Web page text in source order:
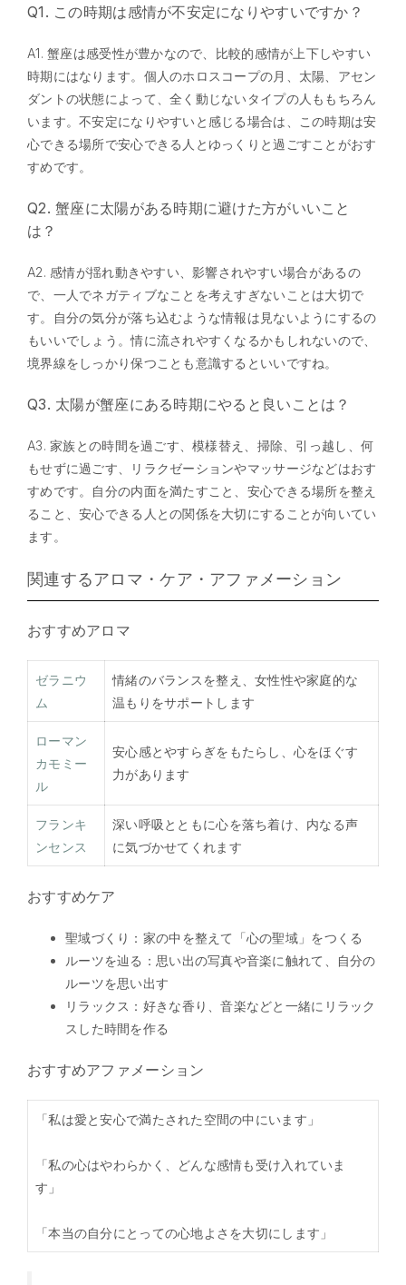
Q1. この時期は感情が不安定になりやすいですか？
A1. 蟹座は感受性が豊かなので、比較的感情が上下しやすい
時期にはなります。個人のホロスコープの月、太陽、アセン
ダントの状態によって、全く動じないタイプの人ももちろん
います。不安定になりやすいと感じる場合は、この時期は安
心できる場所で安心できる人とゆっくりと過ごすことがおす
すめです。
Q2. 蟹座に太陽がある時期に避けた方がいいこと
は？
A2. 感情が揺れ動きやすい、影響されやすい場合があるの
で、一人でネガティブなことを考えすぎないことは大切で
す。自分の気分が落ち込むような情報は見ないようにするの
もいいでしょう。情に流されやすくなるかもしれないので、
境界線をしっかり保つことも意識するといいですね。
Q3. 太陽が蟹座にある時期にやると良いことは？
A3. 家族との時間を過ごす、模様替え、掃除、引っ越し、何
もせずに過ごす、リラクゼーションやマッサージなどはおす
すめです。自分の内面を満たすこと、安心できる場所を整え
ること、安心できる人との関係を大切にすることが向いてい
ます。
関連するアロマ・ケア・アファメーション
おすすめアロマ
ゼラニウ
ム
情緒のバランスを整え、女性性や家庭的な
温もりをサポートします
ローマン
カモミー
ル
安心感とやすらぎをもたらし、心をほぐす
力があります
フランキ
ンセンス
深い呼吸とともに心を落ち着け、内なる声
に気づかせてくれます
おすすめケア
聖域づくり：家の中を整えて「心の聖域」をつくる
ルーツを辿る：思い出の写真や音楽に触れて、自分の
ルーツを思い出す
リラックス：好きな香り、音楽などと一緒にリラック
スした時間を作る
おすすめアファメーション
「私は愛と安心で満たされた空間の中にいます」
「私の心はやわらかく、どんな感情も受け入れていま
す」
「本当の自分にとっての心地よさを大切にします」